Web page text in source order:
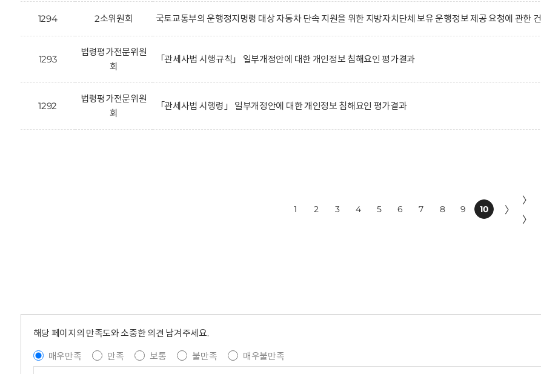
1294 2소위원회 국토교통부의 운행정지명령 대상 자동차 단속 지원을 위한 지방자치단체 보유 운행정보 제공 요청에 관한 건
1293
법령평가전문위원
회
「관세사법 시행규칙」 일부개정안에 대한 개인정보 침해요인 평가결과
1292
법령평가전문위원
회
「관세사법 시행령」 일부개정안에 대한 개인정보 침해요인 평가결과
1 2 3 4 5 6 7 8 9 10 〉
〉
〉
해당 페이지의 만족도와 소중한 의견 남겨주세요.
매우만족
만족 보통 불만족
매우불만족